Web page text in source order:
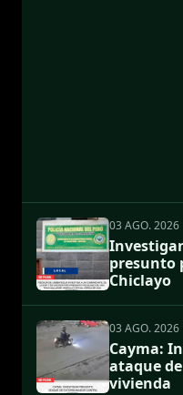
03 AGO. 2026
presunto
Chiclayo
03 AGO. 2026
Cayma:
ataque
vivienda